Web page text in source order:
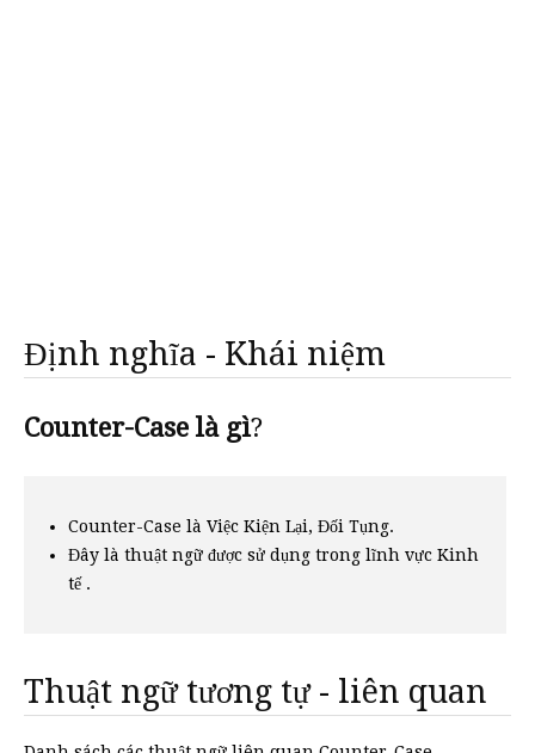
Định nghĩa - Khái niệm
Counter-Case là gì?
Counter-Case là Việc Kiện Lại, Đối Tụng.
Đây là thuật ngữ được sử dụng trong lĩnh vực Kinh
tế .
Thuật ngữ tương tự - liên quan